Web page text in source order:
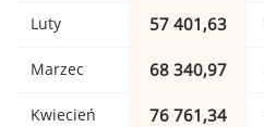
Luty 57 401,63
Marzec 68 340,97
Kwiecień 76 761,34